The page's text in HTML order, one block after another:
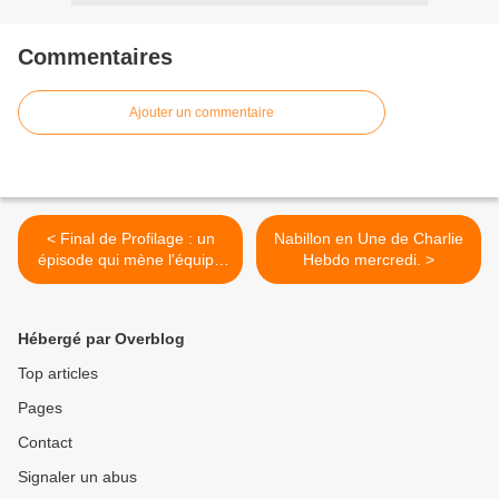
Commentaires
Ajouter un commentaire
< Final de Profilage : un
épisode qui mène l'équipe
au bord du gouffre.
Nabillon en Une de Charlie
Hebdo mercredi. >
Hébergé par Overblog
Top articles
Pages
Contact
Signaler un abus